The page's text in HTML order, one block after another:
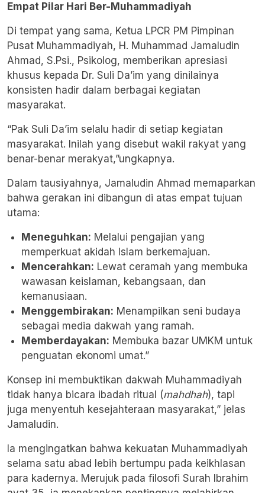
Empat Pilar Hari Ber-Muhammadiyah
Di tempat yang sama, Ketua LPCR PM Pimpinan
Pusat Muhammadiyah, H. Muhammad Jamaludin
Ahmad, S.Psi., Psikolog, memberikan apresiasi
khusus kepada Dr. Suli Da’im yang dinilainya
konsisten hadir dalam berbagai kegiatan
masyarakat.
“Pak Suli Da’im selalu hadir di setiap kegiatan
masyarakat. Inilah yang disebut wakil rakyat yang
benar-benar merakyat,”ungkapnya.
Dalam tausiyahnya, Jamaludin Ahmad memaparkan
bahwa gerakan ini dibangun di atas empat tujuan
utama:
Meneguhkan: Melalui pengajian yang
memperkuat akidah Islam berkemajuan.
Mencerahkan: Lewat ceramah yang membuka
wawasan keislaman, kebangsaan, dan
kemanusiaan.
Menggembirakan: Menampilkan seni budaya
sebagai media dakwah yang ramah.
Memberdayakan: Membuka bazar UMKM untuk
penguatan ekonomi umat.”
Konsep ini membuktikan dakwah Muhammadiyah
tidak hanya bicara ibadah ritual (mahdhah), tapi
juga menyentuh kesejahteraan masyarakat,” jelas
Jamaludin.
Ia mengingatkan bahwa kekuatan Muhammadiyah
selama satu abad lebih bertumpu pada keikhlasan
para kadernya. Merujuk pada filosofi Surah Ibrahim